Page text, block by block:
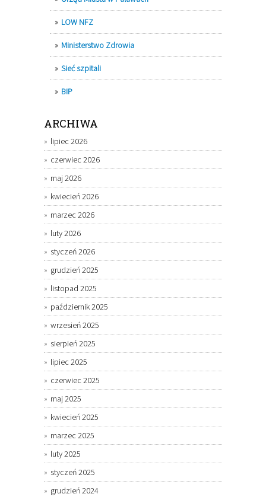
LOW NFZ
Ministerstwo Zdrowia
Sieć szpitali
BIP
ARCHIWA
lipiec 2026
czerwiec 2026
maj 2026
kwiecień 2026
marzec 2026
luty 2026
styczeń 2026
grudzień 2025
listopad 2025
październik 2025
wrzesień 2025
sierpień 2025
lipiec 2025
czerwiec 2025
maj 2025
kwiecień 2025
marzec 2025
luty 2025
styczeń 2025
grudzień 2024